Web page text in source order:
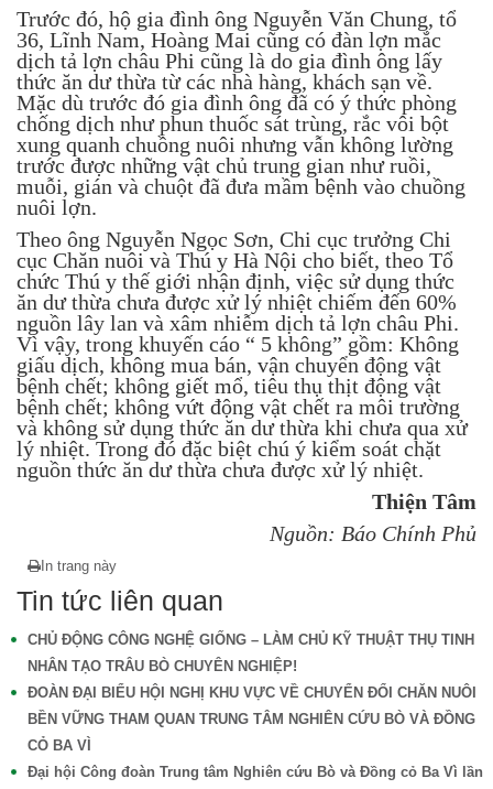
Trước đó, hộ gia đình ông Nguyễn Văn Chung, tổ
36, Lĩnh Nam, Hoàng Mai cũng có đàn lợn mắc
dịch tả lợn châu Phi cũng là do gia đình ông lấy
thức ăn dư thừa từ các nhà hàng, khách sạn về.
Mặc dù trước đó gia đình ông đã có ý thức phòng
chống dịch như phun thuốc sát trùng, rắc vôi bột
xung quanh chuồng nuôi nhưng vẫn không lường
trước được những vật chủ trung gian như ruồi,
muỗi, gián và chuột đã đưa mầm bệnh vào chuồng
nuôi lợn.
Theo ông Nguyễn Ngọc Sơn, Chi cục trưởng Chi
cục Chăn nuôi và Thú y Hà Nội cho biết, theo Tổ
chức Thú y thế giới nhận định, việc sử dụng thức
ăn dư thừa chưa được xử lý nhiệt chiếm đến 60%
nguồn lây lan và xâm nhiễm dịch tả lợn châu Phi.
Vì vậy, trong khuyến cáo “ 5 không” gồm: Không
giấu dịch, không mua bán, vận chuyển động vật
bệnh chết; không giết mổ, tiêu thụ thịt động vật
bệnh chết; không vứt động vật chết ra môi trường
và không sử dụng thức ăn dư thừa khi chưa qua xử
lý nhiệt. Trong đó đặc biệt chú ý kiểm soát chặt
nguồn thức ăn dư thừa chưa được xử lý nhiệt.
Thiện Tâm
Nguồn: Báo Chính Phủ
In trang này
Tin tức liên quan
CHỦ ĐỘNG CÔNG NGHỆ GIỐNG – LÀM CHỦ KỸ THUẬT THỤ TINH
NHÂN TẠO TRÂU BÒ CHUYÊN NGHIỆP!
ĐOÀN ĐẠI BIỂU HỘI NGHỊ KHU VỰC VỀ CHUYỂN ĐỔI CHĂN NUÔI
BỀN VỮNG THAM QUAN TRUNG TÂM NGHIÊN CỨU BÒ VÀ ĐỒNG
CỎ BA VÌ
Đại hội Công đoàn Trung tâm Nghiên cứu Bò và Đồng cỏ Ba Vì lần